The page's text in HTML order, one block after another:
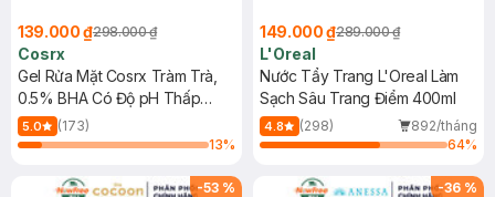
139.000 ₫298.000 ₫
Cosrx
Gel Rửa Mặt Cosrx Tràm Trà,
0.5% BHA Có Độ pH Thấp
150ml
5.0
(173)
13%
149.000 ₫289.000 ₫
L'Oreal
Nước Tẩy Trang L'Oreal Làm
Sạch Sâu Trang Điểm 400ml
4.8 (298)
892/tháng
64%
-53 % -36 %